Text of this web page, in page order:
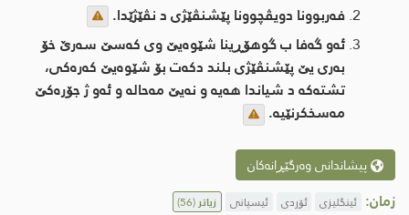
فه‌ربوونا دویڤچوونا پێشنڤێژی د نڤێژێدا.
ئه‌و گه‌فا ب گوهۆڕینا شێوه‌یێ وی كه‌سێ سه‌رێ خۆ
به‌ری یێ پێشنڤێژی بلند دكه‌ت بۆ شێوه‌یێ كه‌ره‌كی،
تشته‌كه‌ د شیاندا هه‌یه‌ و نه‌یێ مه‌حاله‌ و ئه‌و ژ جۆره‌كێ
مه‌سخكرنێیه‌.
پیشاندانی وەرگێڕانەکان
زمان: ئینگلیزی ئۆردی ئیسپانی زیاتر(56)